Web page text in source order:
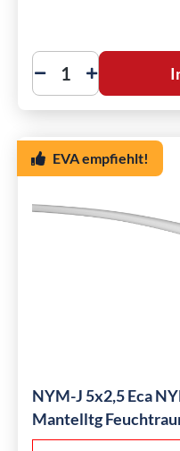
EVA empfiehlt!
NYM-J 5x2,5 Eca
Mantelltg